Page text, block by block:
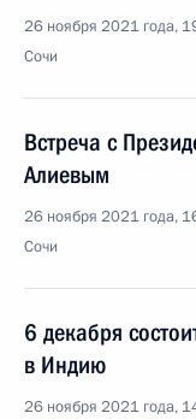
26 ноября 2021 года,
Сочи
Встреча с
Алиевым
26 ноября 2021 года,
Сочи
6 декабря
в Индию
26 ноября 2021 года,